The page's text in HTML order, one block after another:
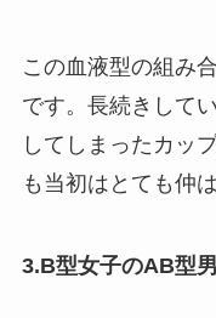
この血液型の組み
です。長続きして
してしまったカッ
も当初はとても仲
3.B型女子のAB型